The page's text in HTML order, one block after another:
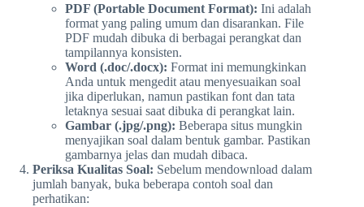
PDF (Portable Document Format): Ini adalah
format yang paling umum dan disarankan. File
PDF mudah dibuka di berbagai perangkat dan
tampilannya konsisten.
Word (.doc/.docx): Format ini memungkinkan
Anda untuk mengedit atau menyesuaikan soal
jika diperlukan, namun pastikan font dan tata
letaknya sesuai saat dibuka di perangkat lain.
Gambar (.jpg/.png): Beberapa situs mungkin
menyajikan soal dalam bentuk gambar. Pastikan
gambarnya jelas dan mudah dibaca.
Periksa Kualitas Soal: Sebelum mendownload dalam
jumlah banyak, buka beberapa contoh soal dan
perhatikan: